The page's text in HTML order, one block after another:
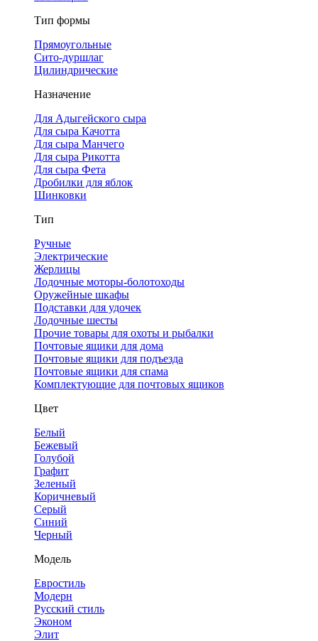
Тип формы
Прямоугольные
Сито-дуршлаг
Цилиндрические
Назначение
Для Адыгейского сыра
Для сыра Качотта
Для сыра Манчего
Для сыра Рикотта
Для сыра Фета
Дробилки для яблок
Шинковки
Тип
Ручные
Электрические
Жерлицы
Лодочные моторы-болотоходы
Оружейные шкафы
Подставки для удочек
Лодочные шесты
Прочие товары для охоты и рыбалки
Почтовые ящики для дома
Почтовые ящики для подъезда
Почтовые ящики для спама
Комплектующие для почтовых ящиков
Цвет
Белый
Бежевый
Голубой
Графит
Зеленый
Коричневый
Серый
Синий
Черный
Модель
Евростиль
Модерн
Русский стиль
Эконом
Элит